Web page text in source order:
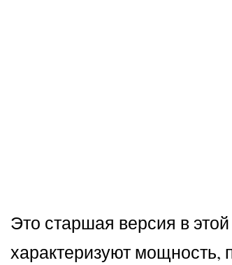
Это старшая версия в
характеризуют